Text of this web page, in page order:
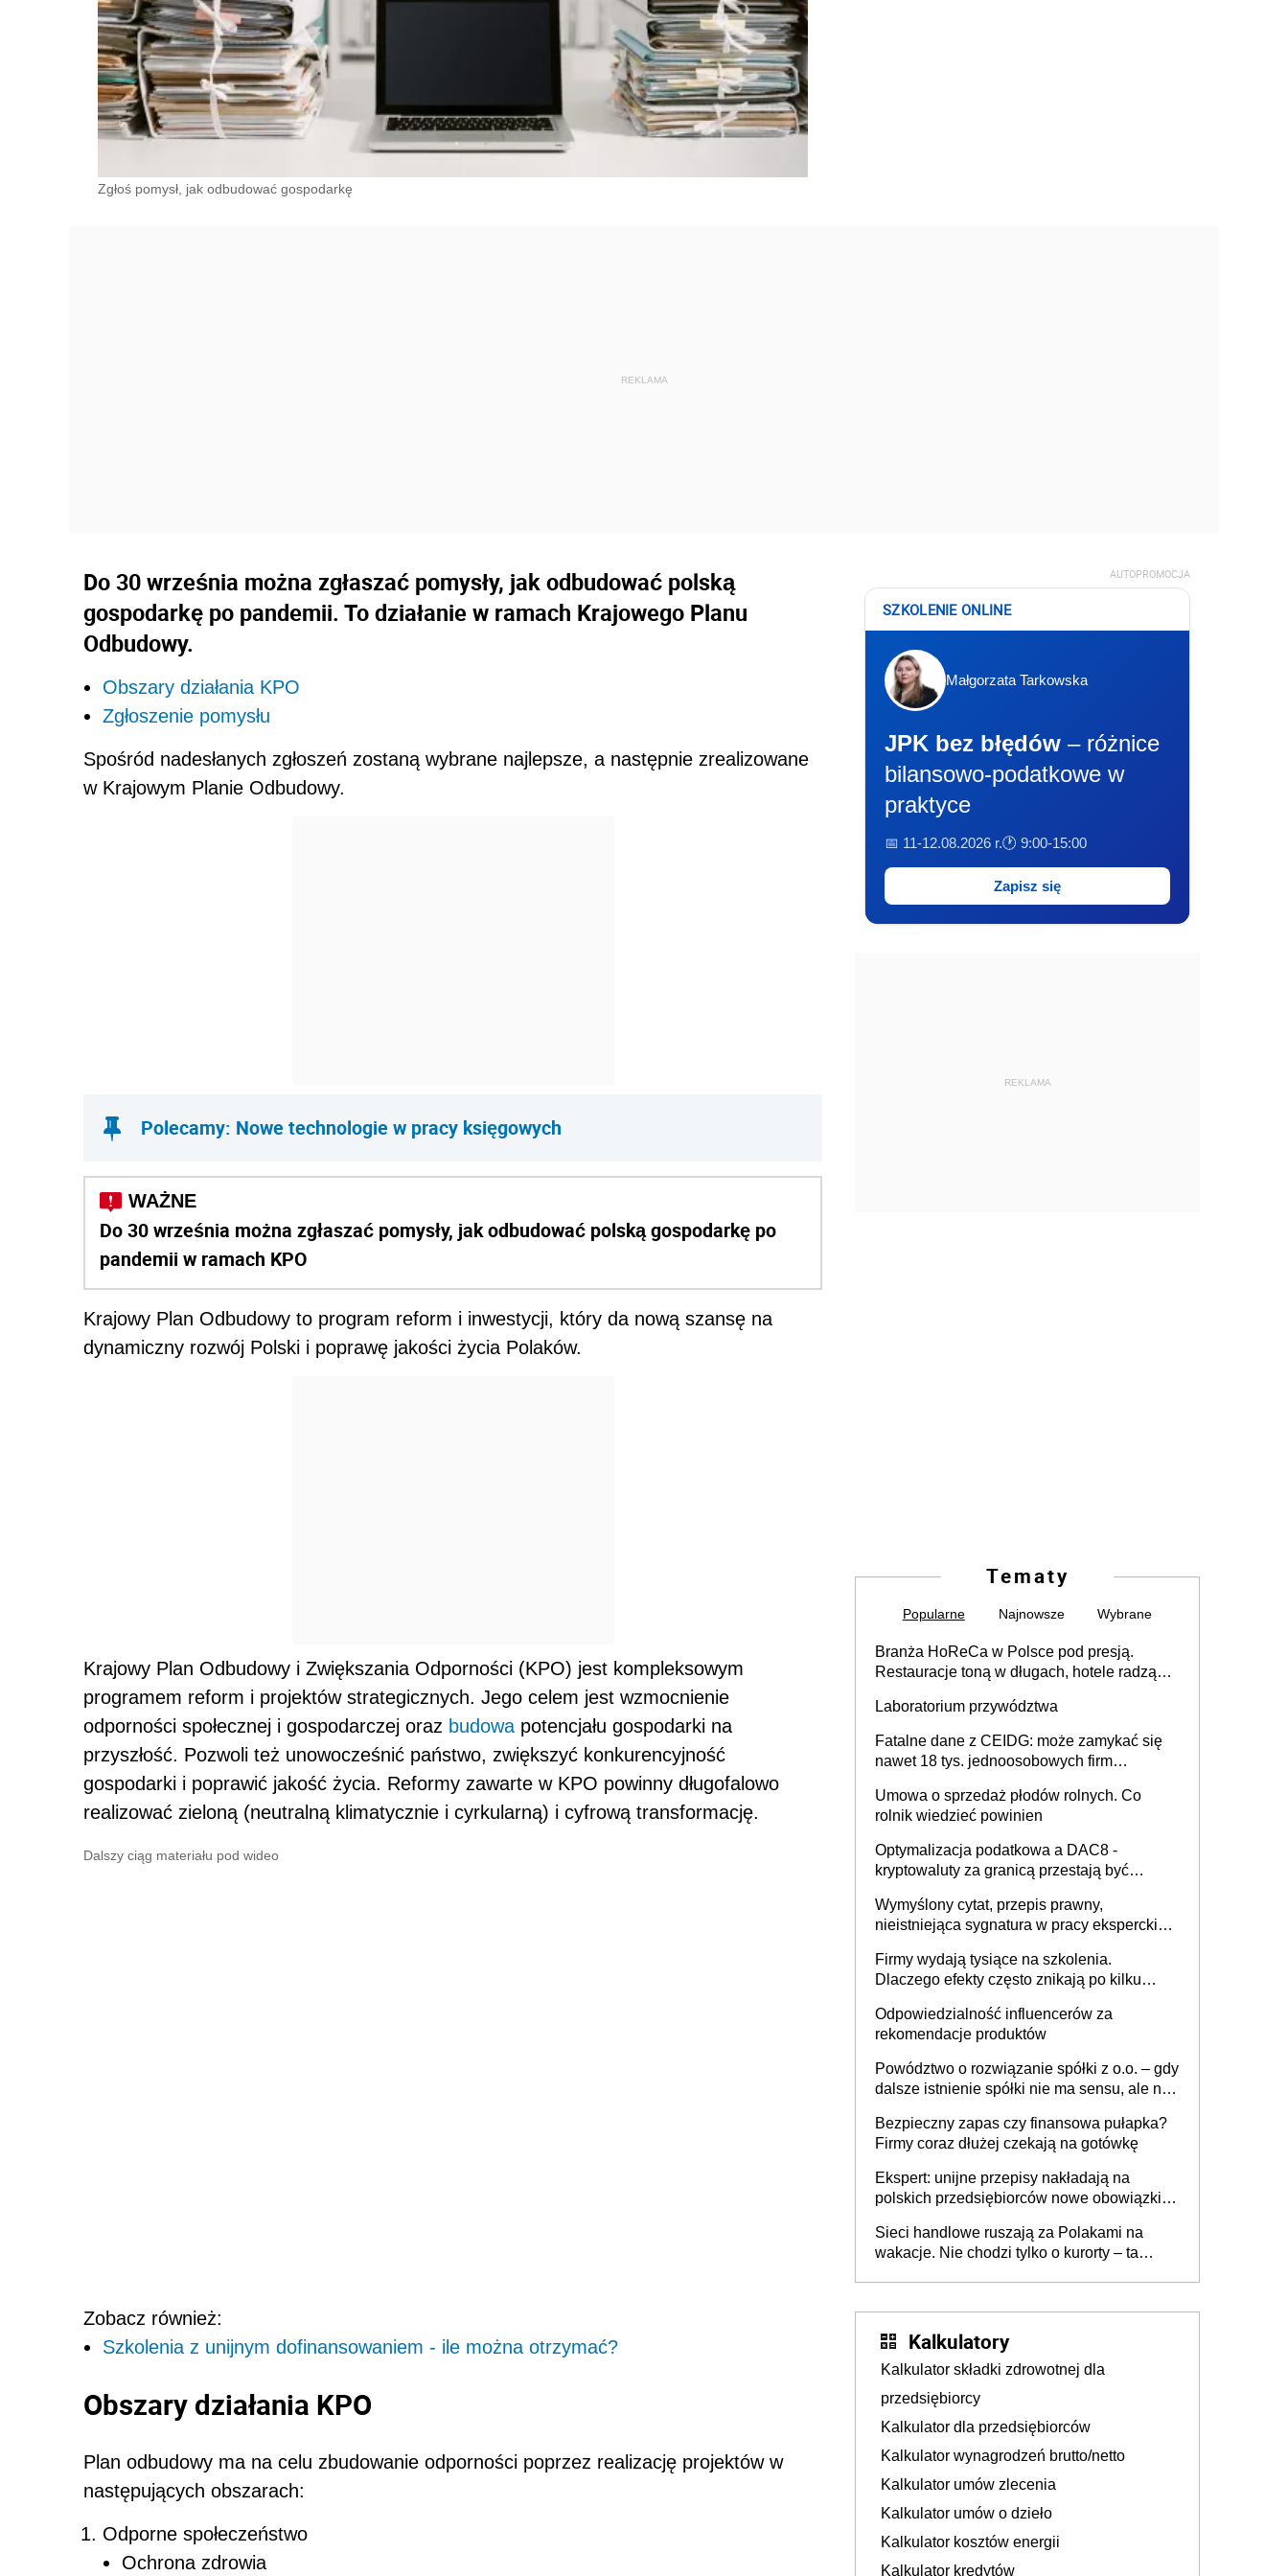
Zgłoś pomysł, jak odbudować gospodarkę
Do 30 września można zgłaszać pomysły, jak odbudować polską
gospodarkę po pandemii. To działanie w ramach Krajowego Planu
Odbudowy.
Obszary działania KPO
Zgłoszenie pomysłu
Spośród nadesłanych zgłoszeń zostaną wybrane najlepsze, a następnie zrealizowane
w Krajowym Planie Odbudowy.
Polecamy: Nowe technologie w pracy księgowych
Do 30 września można zgłaszać pomysły, jak odbudować polską gospodarkę po
pandemii w ramach KPO
Krajowy Plan Odbudowy to program reform i inwestycji, który da nową szansę na
dynamiczny rozwój Polski i poprawę jakości życia Polaków.
Krajowy Plan Odbudowy i Zwiększania Odporności (KPO) jest kompleksowym
programem reform i projektów strategicznych. Jego celem jest wzmocnienie
odporności społecznej i gospodarczej oraz budowa potencjału gospodarki na
przyszłość. Pozwoli też unowocześnić państwo, zwiększyć konkurencyjność
gospodarki i poprawić jakość życia. Reformy zawarte w KPO powinny długofalowo
realizować zieloną (neutralną klimatycznie i cyrkularną) i cyfrową transformację.
Dalszy ciąg materiału pod wideo
Zobacz również:
Szkolenia z unijnym dofinansowaniem - ile można otrzymać?
Obszary działania KPO
Plan odbudowy ma na celu zbudowanie odporności poprzez realizację projektów w
następujących obszarach:
Odporne społeczeństwo
Ochrona zdrowia
AUTOPROMOCJA
SZKOLENIE ONLINE
Małgorzata Tarkowska
JPK bez błędów – różnice
bilansowo-podatkowe w
praktyce
📅 11-12.08.2026 r.🕐 9:00-15:00
Zapisz się
REKLAMA
Tematy
Popularne Najnowsze Wybrane
Branża HoReCa w Polsce pod presją.
Restauracje toną w długach, hotele radzą
Laboratorium przywództwa
Fatalne dane z CEIDG: może zamykać się
nawet 18 tys. jednoosobowych firm
Umowa o sprzedaż płodów rolnych. Co
rolnik wiedzieć powinien
Optymalizacja podatkowa a DAC8 -
kryptowaluty za granicą przestają być
Wymyślony cytat, przepis prawny,
nieistniejąca sygnatura w pracy eksperckiej -
firmie
Firmy wydają tysiące na szkolenia.
Dlaczego efekty często znikają po kilku
Odpowiedzialność influencerów za
rekomendacje produktów
Powództwo o rozwiązanie spółki z o.o. – gdy
dalsze istnienie spółki nie ma sensu, ale nie
Bezpieczny zapas czy finansowa pułapka?
Firmy coraz dłużej czekają na gotówkę
Ekspert: unijne przepisy nakładają na
polskich przedsiębiorców nowe obowiązki w
Sieci handlowe ruszają za Polakami na
wakacje. Nie chodzi tylko o kurorty – ta
Kalkulatory
Kalkulator składki zdrowotnej dla
przedsiębiorcy
Kalkulator dla przedsiębiorców
Kalkulator wynagrodzeń brutto/netto
Kalkulator umów zlecenia
Kalkulator umów o dzieło
Kalkulator kosztów energii
Kalkulator kredytów